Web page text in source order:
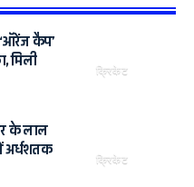
क्रिकेट
कैप’
मिली
क्रिकेट
के लाल
अर्धशतक